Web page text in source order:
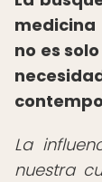
no es
La
nuestra